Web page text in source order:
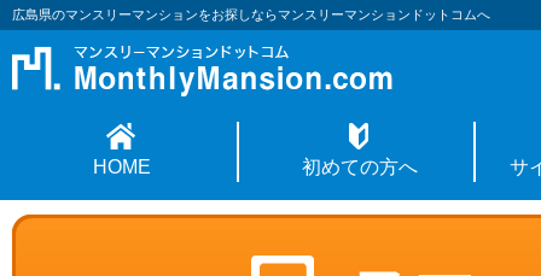
広島県のマンスリーマンションをお探しならマンスリーマンションドットコムへ
HOME 初めての方へ サ